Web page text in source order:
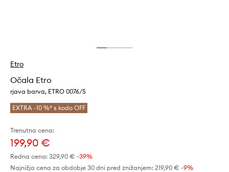
Etro
Očala Etro
rjava barva, ETRO 0076/S
EXTRA -10 %* s kodo OFF
Trenutna cena:
199,90 €
Redna cena: 329,90 € -39%
Najnižja cena za obdobje 30 dni pred znižanjem: 219,90 € -9%